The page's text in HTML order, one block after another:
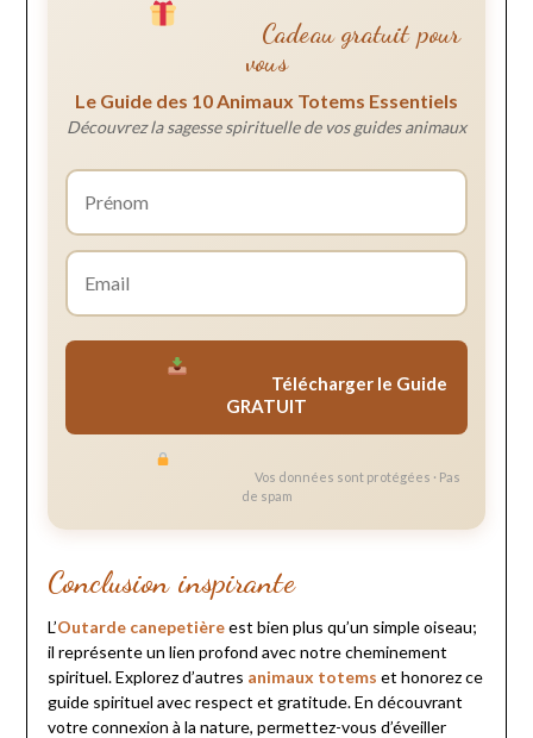
Cadeau gratuit pour
vous
Le Guide des 10 Animaux Totems Essentiels
Découvrez la sagesse spirituelle de vos guides animaux
Télécharger le Guide
GRATUIT
Vos données sont protégées · Pas
de spam
Conclusion inspirante
L’Outarde canepetièreest bien plus qu’un simple oiseau;
il représente un lien profond avec notre cheminement
spirituel. Explorez d’autres animaux totems et honorez ce
guide spirituel avec respect et gratitude. En découvrant
votre connexion à la nature, permettez-vous d’éveiller